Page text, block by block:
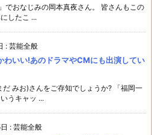
でおなじみの岡本真夜さん。 皆さんもこの
したこ ...
: 芸能全般
わいい!あのドラマやCMにも出演してい
だ みお)さんをご存知でしょうか? 「福岡一
うキャッ ...
: 芸能全般